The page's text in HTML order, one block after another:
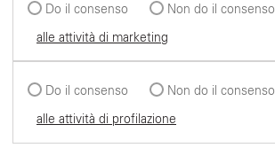
Do il consenso
Non do il consenso
alle attività di marketing
Do il consenso
Non do il consenso
alle attività di profilazione